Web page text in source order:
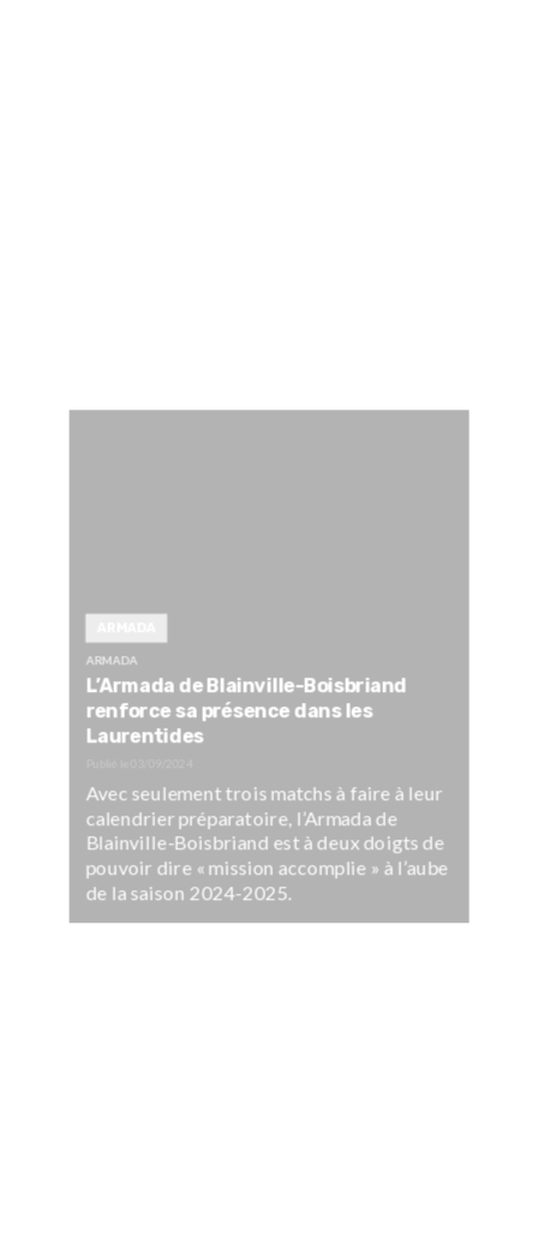
ARMADA
L’Armada de Blainville-Boisbriand
renforce sa présence dans les
Laurentides
Avec seulement trois matchs à faire à leur
calendrier préparatoire, l’Armada de
Blainville-Boisbriand est à deux doigts de
pouvoir dire « mission accomplie » à l’aube
de la saison 2024-2025.